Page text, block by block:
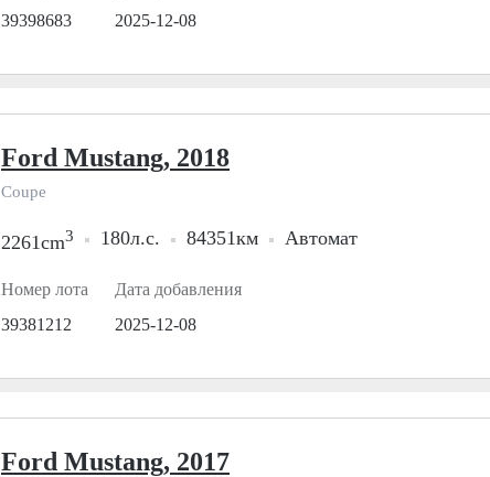
39398683
2025-12-08
Ford Mustang, 2018
Coupe
2261cm3 180л.с. 84351км Автомат
Номер лота
39381212
Дата добавления
2025-12-08
Ford Mustang, 2017